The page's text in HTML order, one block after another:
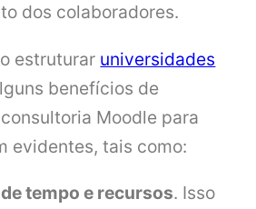
dos colaboradores.
estruturar universidades
benefícios de
Moodle para
evidentes, tais como:
tempo e recursos. Isso